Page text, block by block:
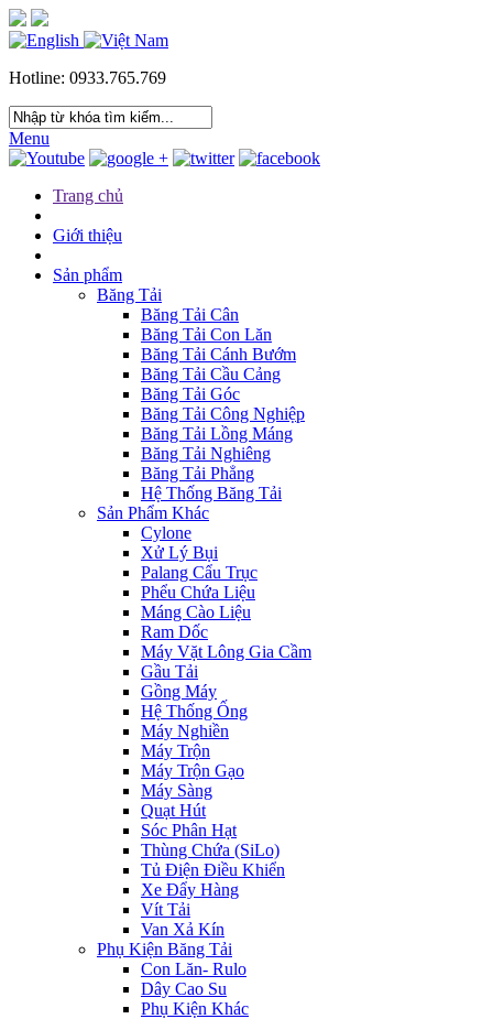
Hotline: 0933.765.769
Menu
Trang chủ
Giới thiệu
Sản phẩm
Băng Tải
Băng Tải Cân
Băng Tải Con Lăn
Băng Tải Cánh Bướm
Băng Tải Cầu Cảng
Băng Tải Góc
Băng Tải Công Nghiệp
Băng Tải Lồng Máng
Băng Tải Nghiêng
Băng Tải Phẳng
Hệ Thống Băng Tải
Sản Phẩm Khác
Cylone
Xử Lý Bụi
Palang Cẩu Trục
Phểu Chứa Liệu
Máng Cào Liệu
Ram Dốc
Máy Vặt Lông Gia Cầm
Gầu Tải
Gồng Máy
Hệ Thống Ống
Máy Nghiền
Máy Trộn
Máy Trộn Gạo
Máy Sàng
Quạt Hút
Sóc Phân Hạt
Thùng Chứa (SiLo)
Tủ Điện Điều Khiển
Xe Đẩy Hàng
Vít Tải
Van Xả Kín
Phụ Kiện Băng Tải
Con Lăn- Rulo
Dây Cao Su
Phụ Kiện Khác